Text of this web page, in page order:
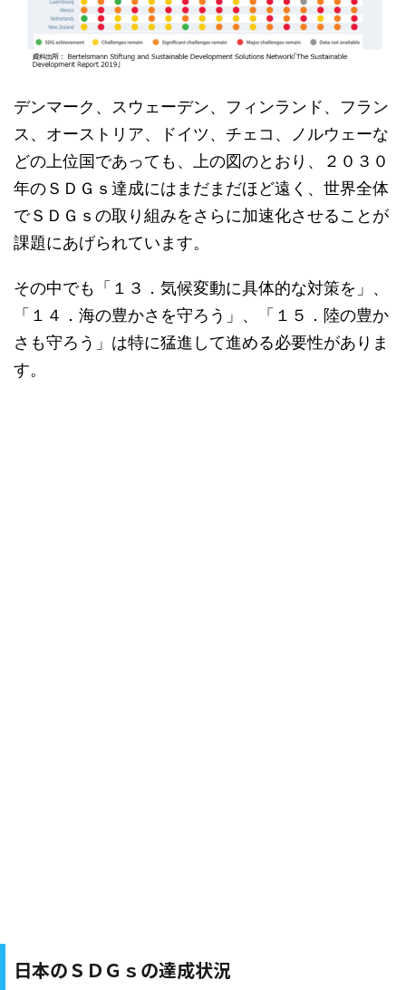
デンマーク、スウェーデン、フィンランド、フラン
ス、オーストリア、ドイツ、チェコ、ノルウェーな
どの上位国であっても、上の図のとおり、２０３０
年のＳＤＧｓ達成にはまだまだほど遠く、世界全体
でＳＤＧｓの取り組みをさらに加速化させることが
課題にあげられています。
その中でも「１３．気候変動に具体的な対策を」、
「１４．海の豊かさを守ろう」、「１５．陸の豊か
さも守ろう」は特に猛進して進める必要性がありま
す。
日本のＳＤＧｓの達成状況